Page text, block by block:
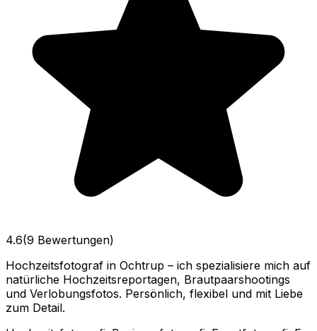
4.6(9 Bewertungen)
Hochzeitsfotograf in Ochtrup – ich spezialisiere mich auf
natürliche Hochzeitsreportagen, Brautpaarshootings
und Verlobungsfotos. Persönlich, flexibel und mit Liebe
zum Detail.